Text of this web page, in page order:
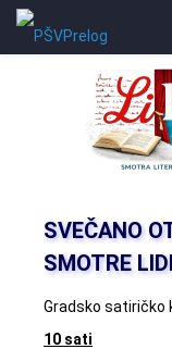
SVEČANO
SMOTRE
Gradsko satiričko
10 sati